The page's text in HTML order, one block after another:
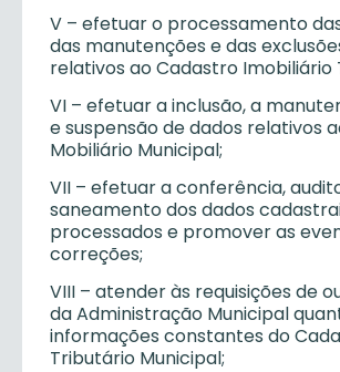
V – efetuar o processamento
das manutenções e das
relativos ao Cadastro Imobiliário
VI – efetuar a inclusão, a
e suspensão de dados relativos
Mobiliário Municipal;
VII – efetuar a conferência,
saneamento dos dados
processados e promover as
correções;
VIII – atender às requisições de
da Administração Municipal
informações constantes do
Tributário Municipal;